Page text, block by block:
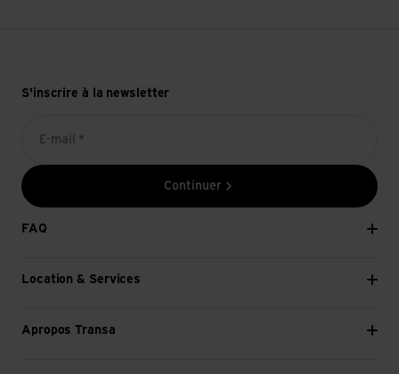
S'inscrire à la newsletter
E-mail *
Continuer
FAQ
Location & Services
Apropos Transa